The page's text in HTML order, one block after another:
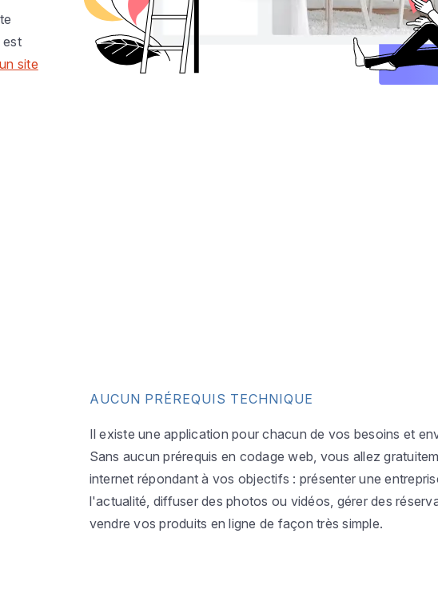
est
site
AUCUN PRÉREQUIS TECHNIQUE
Il existe une application pour chacun de vos besoins et
Sans aucun prérequis en codage web, vous allez
internet répondant à vos objectifs : présenter une
l'actualité, diffuser des photos ou vidéos, gérer des
vendre vos produits en ligne de façon très simple.